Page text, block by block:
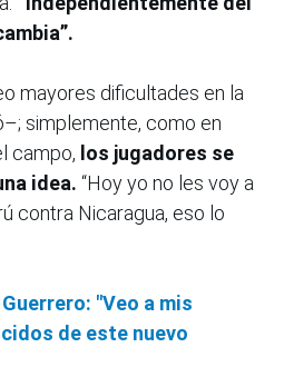
mayores dificultades en la
simplemente, como en
campo, los jugadores se
idea. “Hoy yo no les voy a
contra Nicaragua, eso lo
"Veo a mis
de este nuevo